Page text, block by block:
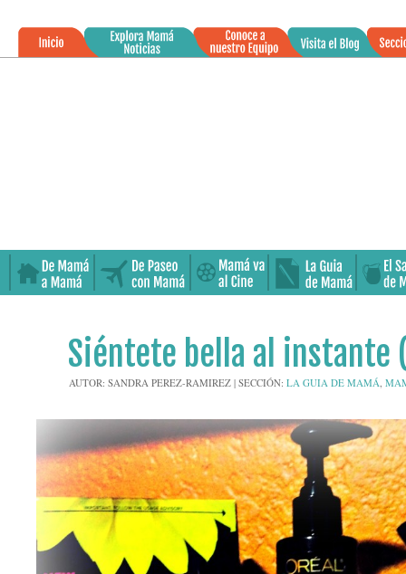
Siéntete bella al instante
AUTOR: SANDRA PEREZ-RAMIREZ | SECCIÓN: LA GUIA DE MAMÁ,